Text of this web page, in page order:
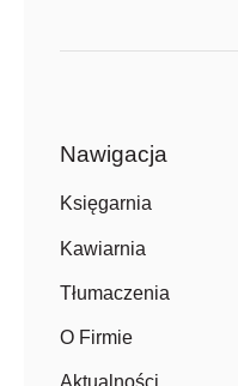
Nawigacja
Księgarnia
Kawiarnia
Tłumaczenia
O Firmie